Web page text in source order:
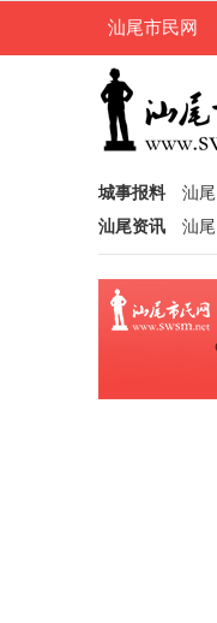
汕尾市民网
城事报料 汕尾
汕尾资讯
汕尾